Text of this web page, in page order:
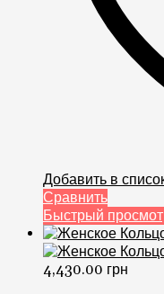
Добавить в
Сравнить
Быстрый
4,430.00 грн